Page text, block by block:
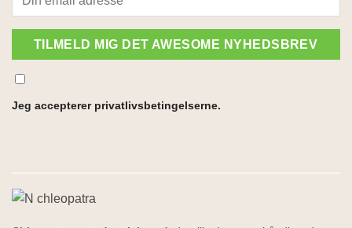
TILMELD MIG DET AWESOME NYHEDSBREV
Jeg accepterer privatlivsbetingelserne.